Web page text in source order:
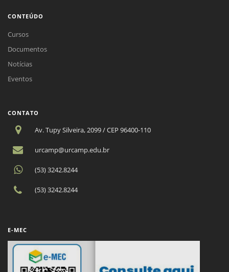
CONTEÚDO
Cursos
Documentos
Notícias
Eventos
CONTATO
Av. Tupy Silveira, 2099 / CEP 96400-110
urcamp@urcamp.edu.br
(53) 3242.8244
(53) 3242.8244
E-MEC